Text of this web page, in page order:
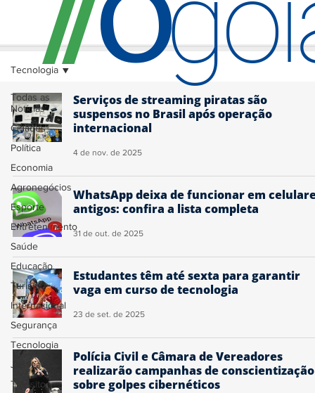
Todas as
Notícias
Cidades
Política
Economia
Agronegócios
Esporte
Entretenimento
Saúde
Educação
Turismo
Internacional
Segurança
Tecnologia
Justiça
Trânsito
Tecnologia
Serviços de streaming piratas são
suspensos no Brasil após operação
internacional
4 de nov. de 2025
WhatsApp deixa de funcionar em
antigos: confira a lista completa
31 de out. de 2025
Estudantes têm até sexta para garantir
vaga em curso de tecnologia
23 de set. de 2025
Polícia Civil e Câmara de Vereadores
realizarão campanhas de conscientização
sobre golpes cibernéticos